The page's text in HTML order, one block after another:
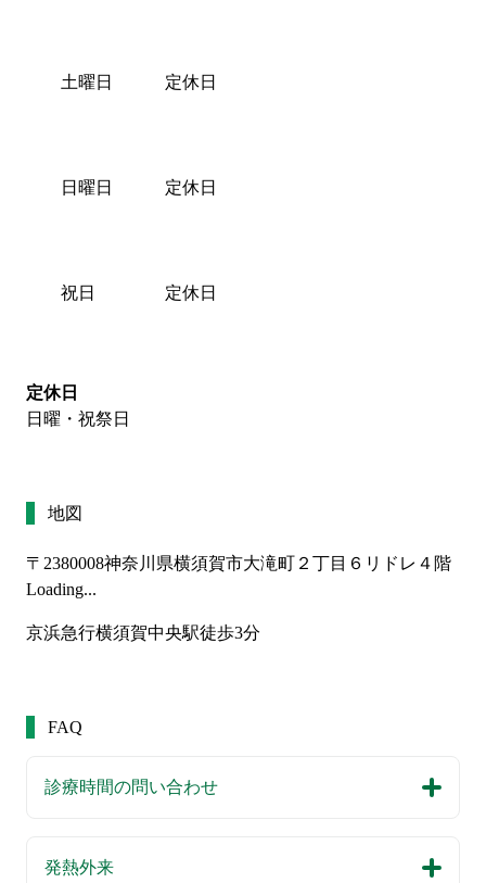
土曜日
日曜日
祝日
定休日
定休日
定休日
定休日
日曜・祝祭日
地図
〒2380008神奈川県横須賀市大滝町２丁目６リドレ４階
Loading...
京浜急行横須賀中央駅徒歩3分
FAQ
診療時間の問い合わせ
発熱外来